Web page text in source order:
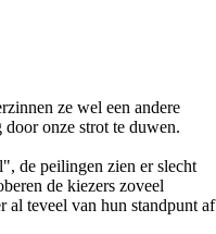
ze wel een andere
door onze strot te duwen.
de peilingen zien er slecht
de kiezers zoveel
al teveel van hun standpunt af